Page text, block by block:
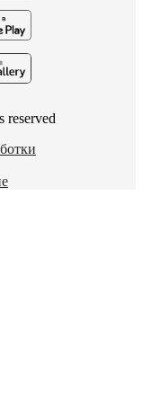
reserved